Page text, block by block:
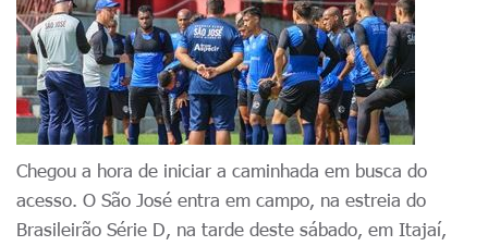
Chegou a hora de iniciar a caminhada em busca do
acesso. O São José entra em campo, na estreia do
Brasileirão Série D, na tarde deste sábado, em Itajaí,